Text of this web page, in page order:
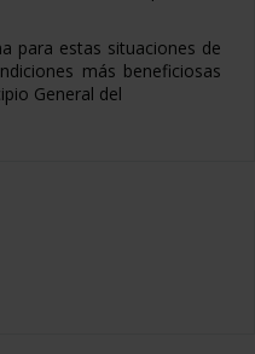
para estas situaciones de
más beneficiosas
General del